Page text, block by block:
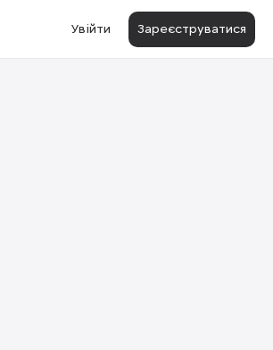
Увійти Зареєструватися